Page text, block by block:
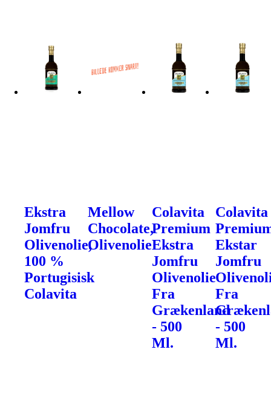
Ekstra
Jomfru
Olivenolie,
100 %
Portugisisk
Colavita
Mellow
Chocolate,
Olivenolie
Colavita
Premium
Ekstra
Jomfru
Olivenolie
Fra
Grækenland
- 500
Ml.
Colavita
Ekstar
Jomfru
Fra
- 500
Ml.